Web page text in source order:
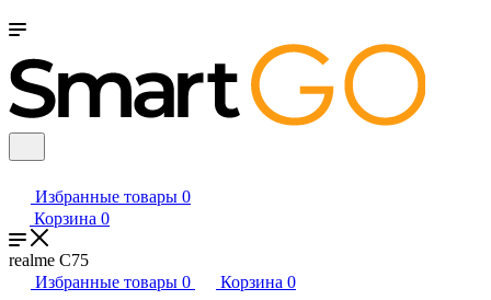
Избранные товары 0
Корзина 0
realme C75
Избранные товары 0 Корзина 0